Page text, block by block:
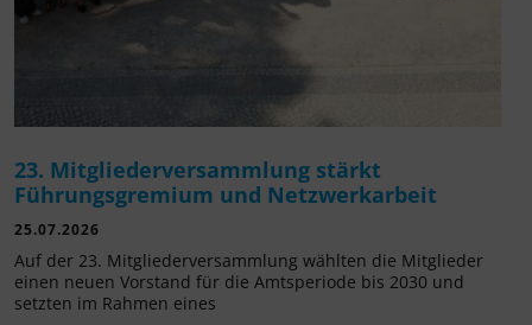
23. Mitgliederversammlung stärkt
Führungsgremium und Netzwerkarbeit
25.07.2026
Auf der 23. Mitgliederversammlung wählten die Mitglieder
einen neuen Vorstand für die Amtsperiode bis 2030 und
setzten im Rahmen eines